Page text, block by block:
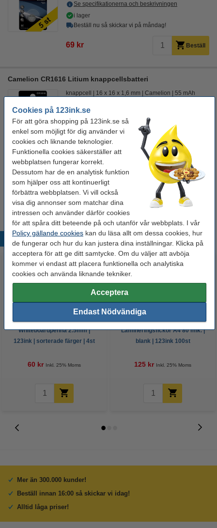
Cookies på 123ink.se
För att göra shopping på 123ink.se så
enkel som möjligt för dig använder vi
cookies och liknande teknologier.
Funktionella cookies säkerställer att
webbplatsen fungerar korrekt.
Dessutom har de en analytisk funktion
som hjälper oss att kontinuerligt
förbättra webbplatsen. Vi vill också
visa dig annonser som matchar dina
intressen och använder därför cookies
för att spåra ditt beteende på och utanför vår webbplats. I vår
Policy gällande cookies kan du läsa allt om dessa cookies, hur
de fungerar och hur du kan justera dina inställningar. Klicka på
acceptera för att ge ditt samtycke. Om du väljer att avböja
kommer vi endast att placera funktionella och analytiska
cookies och använda liknande tekniker.
Acceptera
Endast Nödvändiga
Se specifikationerna och beskrivningen
i lager
Beställ nu så skickar vi på måndag!
69 kr Beställ
Camelion CR1616 Litium knappcellsbatteri
knappcell 16 x 16 x 1,6 mm Camelion 55 mAh
Se specifikationerna och beskrivningen
i lager
Beställ nu så skickar vi på måndag!
24 kr Beställ
Köp5stför endast
69 kr
Populära produkter
Whiteboardpenna 2.5mm |
123ink | sorterade färger | 4st
60 kr Inkl. 25% Moms
Lamineringsfickor A4 80 mik. |
blank | 123ink 100st
125 kr Inkl. 25% Moms
Mer än 300.000 kunder!
Beställ innan 16:00 så skickar vi idag!
Alltid låga priser!